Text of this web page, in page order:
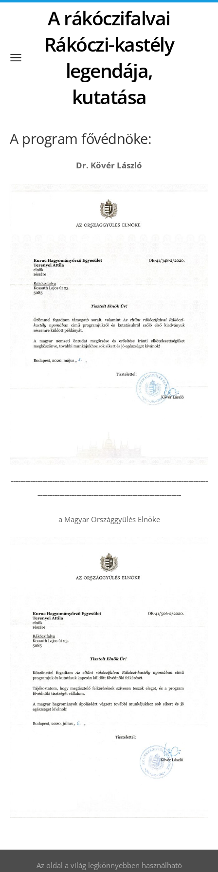
A rákóczifalvai
Rákóczi-kastély
legendája,
kutatása
A program fővédnöke:
Dr. Kövér László
---------------------------------------------------------------------------------
-----------------------------------------------------------
a Magyar Országgyűlés Elnöke
Az oldal a világ legkönnyebben használható